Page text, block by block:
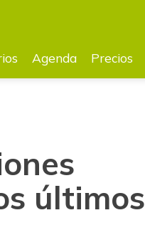
Agenda Precios
últimos